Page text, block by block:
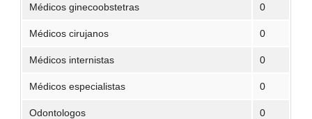
Médicos ginecoobstetras 0
Médicos cirujanos 0
Médicos internistas 0
Médicos especialistas 0
Odontologos 0